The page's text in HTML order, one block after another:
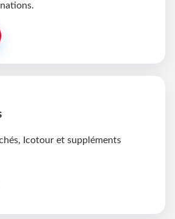
Icotour et suppléments